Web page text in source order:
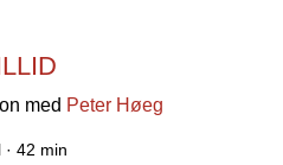
med Peter Høeg
42 min